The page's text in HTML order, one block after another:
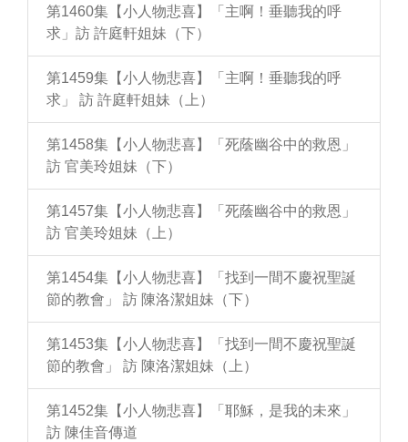
第1460集【小人物悲喜】「主啊！垂聽我的呼
求」訪 許庭軒姐妹（下）
第1459集【小人物悲喜】「主啊！垂聽我的呼
求」 訪 許庭軒姐妹（上）
第1458集【小人物悲喜】「死蔭幽谷中的救恩」
訪 官美玲姐妹（下）
第1457集【小人物悲喜】「死蔭幽谷中的救恩」
訪 官美玲姐妹（上）
第1454集【小人物悲喜】「找到一間不慶祝聖誕
節的教會」 訪 陳洛潔姐妹（下）
第1453集【小人物悲喜】「找到一間不慶祝聖誕
節的教會」 訪 陳洛潔姐妹（上）
第1452集【小人物悲喜】「耶穌，是我的未來」
訪 陳佳音傳道